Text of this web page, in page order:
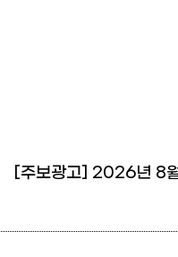
[주보광고] 2026년 8